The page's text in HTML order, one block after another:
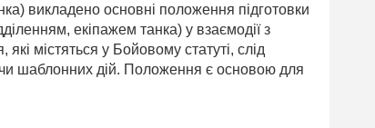
викладено основні положення підготовки
екіпажем танка) у взаємодії з
містяться у Бойовому статуті, слід
шаблонних дій. Положення є основою для